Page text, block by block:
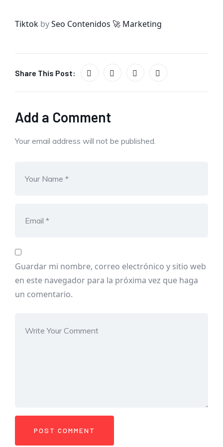
Tiktok bySeo Contenidos 🚀 Marketing
Share This Post:
Add a Comment
Your email address will not be published.
Guardar mi nombre, correo electrónico y sitio web
en este navegador para la próxima vez que haga
un comentario.